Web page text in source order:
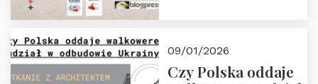
godz. 18:00.
Zapraszamy!
09/01/2026
Czy Polska oddaje